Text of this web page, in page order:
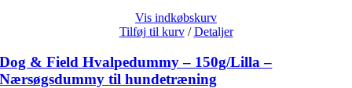
Vis indkøbskurv
Tilføj til kurv / Detaljer
Dog & Field Hvalpedummy – 150g/Lilla –
Nærsøgsdummy til hundetræning